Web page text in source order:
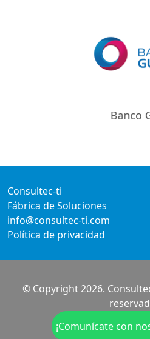
Banco
Consultec-ti
Fábrica de Soluciones
info@consultec-ti.com
Política de privacidad
© Copyright 2026.
¡Comunícate con